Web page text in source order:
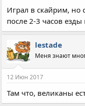
Играл в скайрим, но
после 2-3 часов
lestade
Меня знают
12 Июн 2017
Там что, великаны